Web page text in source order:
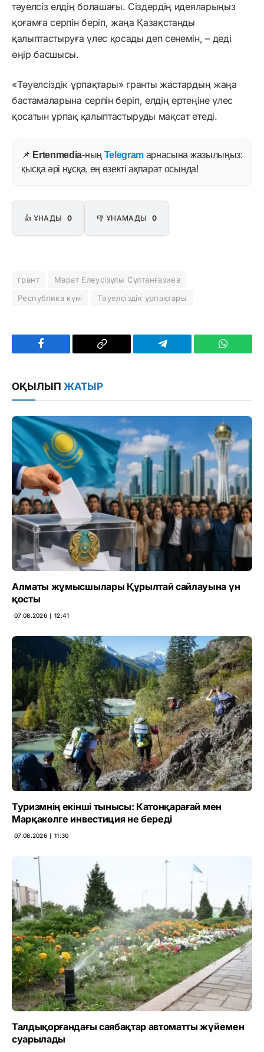
тәуелсіз елдің болашағы. Сіздердің идеяларыңыз
қоғамға серпін беріп, жаңа Қазақстанды
қалыптастыруға үлес қосады деп сенемін, – деді
өңір басшысы.
«Тәуелсіздік ұрпақтары» гранты жастардың жаңа
бастамаларына серпін беріп, елдің ертеңіне үлес
қосатын ұрпақ қалыптастыруды мақсат етеді.
📌 Ertenmedia-ның Telegram арнасына жазылыңыз:
қысқа әрі нұсқа, ең өзекті ақпарат осында!
👍 ҰНАДЫ 0 👎 ҰНАМАДЫ 0
грант
Марат Елеусізұлы Сұлтанғазиев
Республика күні
Тәуелсіздік ұрпақтары
Facebook
Copy
Telegram
ОҚЫЛЫП ЖАТЫР
Алматы жұмысшылары Құрылтай сайлауына үн
қосты
07.08.2026 ∣ 12:41
Туризмнің екінші тынысы: Катонқарағай мен
Марқакөлге инвестиция не береді
07.08.2026 ∣ 11:30
Талдықорғандағы саябақтар автоматты жүйемен
суарылады